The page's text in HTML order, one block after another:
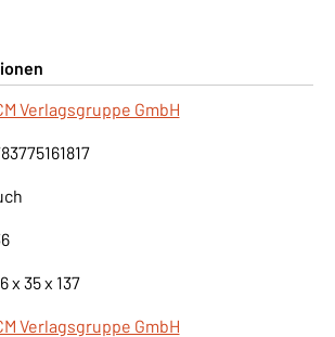
Verlagsgruppe GmbH
x 35 x 137
Verlagsgruppe GmbH